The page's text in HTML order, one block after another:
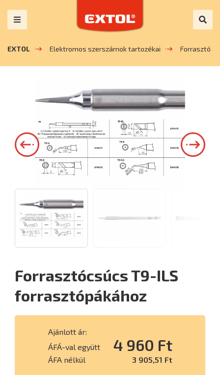
EXTOL Elektromos szerszámok tartozékai Forrasztó
Forrasztócsúcs T9-ILS
forrasztópákához
Ajánlott ár:
ÁFÁ-val együtt
4 960 Ft
ÁFA nélkül 3 905,51 Ft